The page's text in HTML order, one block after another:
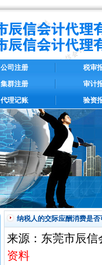
公司注册
集群注册
代理记账
税审
审计
验资
纳税人的交际应酬消费是
来源：东莞市辰
资料